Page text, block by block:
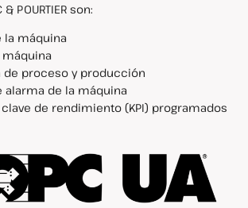
POURTIER son:
la máquina
máquina
proceso y producción
alarma de la máquina
de rendimiento (KPI) programados